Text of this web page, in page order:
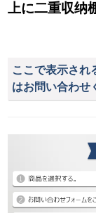
上に二重収纳
ここで表示され
はお問い合わせ